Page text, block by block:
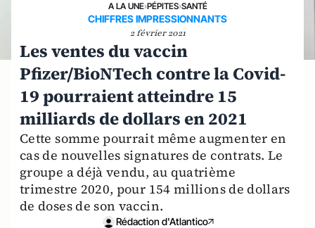
A LA UNE›PÉPITES›SANTÉ
CHIFFRES IMPRESSIONNANTS
2 février 2021
Les ventes du vaccin
Pfizer/BioNTech contre la Covid-
19 pourraient atteindre 15
milliards de dollars en 2021
Cette somme pourrait même augmenter en
cas de nouvelles signatures de contrats. Le
groupe a déjà vendu, au quatrième
trimestre 2020, pour 154 millions de dollars
de doses de son vaccin.
Rédaction d'Atlantico